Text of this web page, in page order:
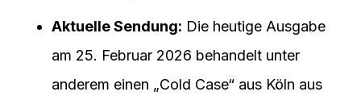
Aktuelle Sendung: Die heutige Ausgabe
am 25. Februar 2026 behandelt unter
anderem einen „Cold Case“ aus Köln aus